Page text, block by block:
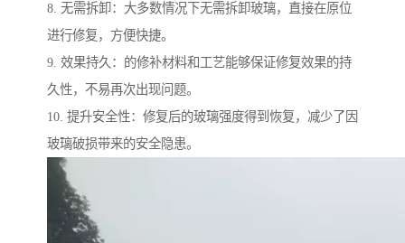
8. 无需拆卸：大多数情况下无需拆卸玻璃，直接在原位
进行修复，方便快捷。
9. 效果持久：的修补材料和工艺能够保证修复效果的持
久性，不易再次出现问题。
10. 提升安全性：修复后的玻璃强度得到恢复，减少了因
玻璃破损带来的安全隐患。